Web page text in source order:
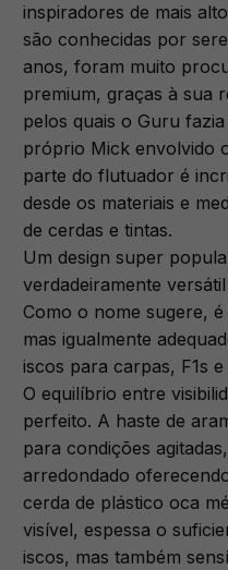
inspiradores de mais
são conhecidas por
anos, foram muito
premium, graças à sua
pelos quais o Guru
próprio Mick envolvido
parte do flutuador é
desde os materiais e
de cerdas e tintas.
Um design super
verdadeiramente
Como o nome sugere,
mas igualmente
iscos para carpas, F1s
O equilíbrio entre
perfeito. A haste de
para condições
arredondado
cerda de plástico oca
visível, espessa o
iscos, mas também